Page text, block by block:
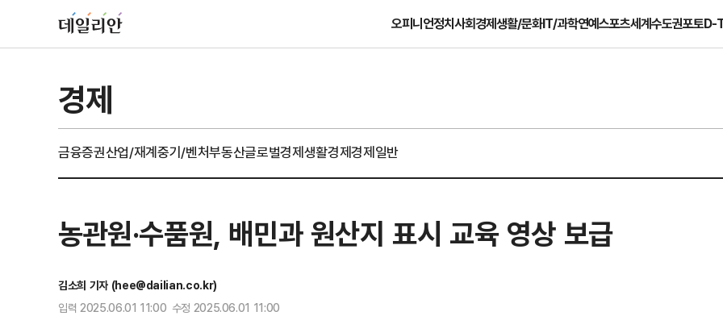
오피니언정치사회경제생활/문화IT/과학연예스포츠세계수도권포토D-
경제
금융증권산업/재계중기/벤처부동산글로벌경제생활경제경제일반
농관원·수품원, 배민과 원산지 표시 교육 영상 보급
김소희 기자 (hee@dailian.co.kr)
입력 2025.06.01 11:00 수정 2025.06.01 11:00